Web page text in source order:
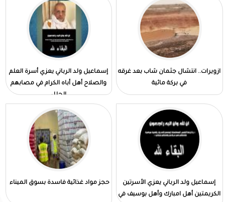
ازويرات.. انتشال جثمان شاب بعد غرقه
في بركة مائية
إسماعيل ولد الرباني يعزي أسرة العلم
والصلاح أهل أباه الكرام في مصابهم
الجلل
إسماعيل ولد الرباني يعزي الأسرتين
الكريمتين أهل امبارك وأهل بوسيف في
حجز مواد غذائية فاسدة بسوق الميناء